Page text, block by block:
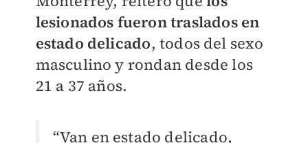
lesionados fueron traslados en
estado delicado, todos del sexo
masculino y rondan desde los
21 a 37 años.
“Van en estado delicado,